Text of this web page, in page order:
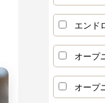
プレ
ーテ
ムー
エンド
オープ
オープ